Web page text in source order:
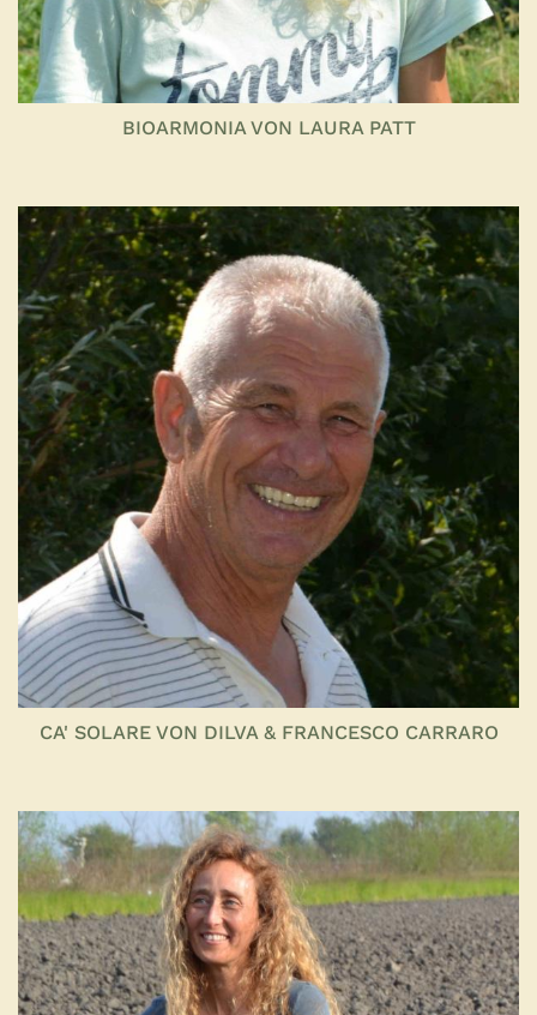
BIOARMONIA VON LAURA PATT
CA' SOLARE VON DILVA & FRANCESCO CARRARO